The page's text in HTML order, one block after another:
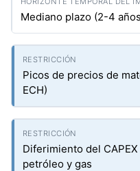
Mediano plazo (2-4
Picos de precios de
ECH)
Diferimiento del
petróleo y gas